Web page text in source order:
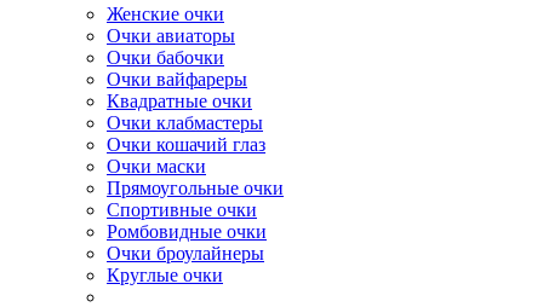
Женские очки
Очки авиаторы
Очки бабочки
Очки вайфареры
Квадратные очки
Очки клабмастеры
Очки кошачий глаз
Очки маски
Прямоугольные очки
Спортивные очки
Ромбовидные очки
Очки броулайнеры
Круглые очки